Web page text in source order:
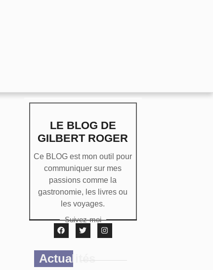
LE BLOG DE
GILBERT ROGER
Ce BLOG est mon outil pour
communiquer sur mes
passions comme la
gastronomie, les livres ou
les voyages.
Suivez-moi
Actualités